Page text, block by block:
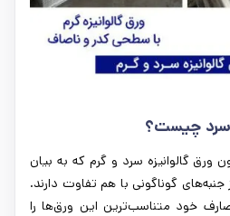
سرد چیست؟
ورق گالوانیزه سرد و گرم که به بیان
جنبه‌های گوناگونی با هم تفاوت دارند.
خود متناسب‌ترین این ورق‌ها را